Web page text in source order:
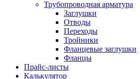
Трубопроводная арматура
Заглушки
Отводы
Переходы
Тройники
Фланцевые заглушки
Фланцы
Прайс-листы
Калькулятор